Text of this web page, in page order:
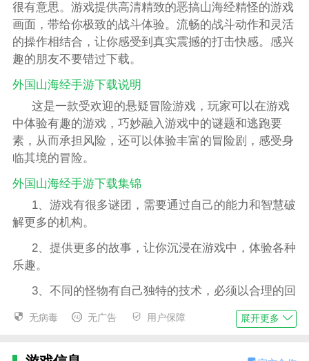
很有意思。游戏提供高清精致的恶搞山海经精怪的游戏
画面，带给你极致的战斗体验。流畅的战斗动作和灵活
的操作相结合，让你感受到真实震撼的打击快感。感兴
趣的朋友不要错过下载。
外国山海经手游下载说明
这是一款受欢迎的悬疑冒险游戏，玩家可以在游戏
中体验有趣的游戏，巧妙融入游戏中的谜题和逃跑要
素，从而承担风险，还可以体验丰富的冒险剧，感受身
临其境的冒险。
外国山海经手游下载集锦
1、游戏有很多谜团，需要通过自己的能力和智慧破
解更多的机构。
2、提供更多的故事，让你沉浸在游戏中，体验各种
乐趣。
3、不同的怪物有自己独特的技术，必须以合理的回
可以投入其中。
无病毒 无广告 用户保障 展开更多